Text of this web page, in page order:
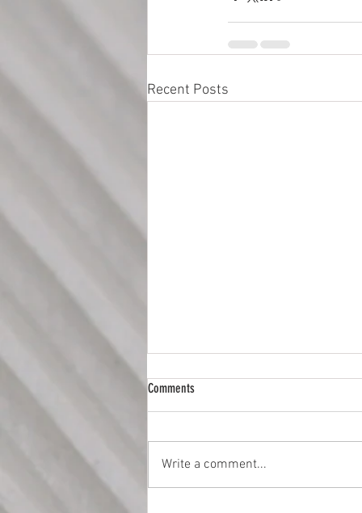
Recent Posts
如何青出于蓝？
Comments
Write a comment...